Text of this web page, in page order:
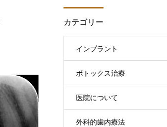
カテゴリー
インプラント
ボトックス治療
医院について
外科的歯内療法